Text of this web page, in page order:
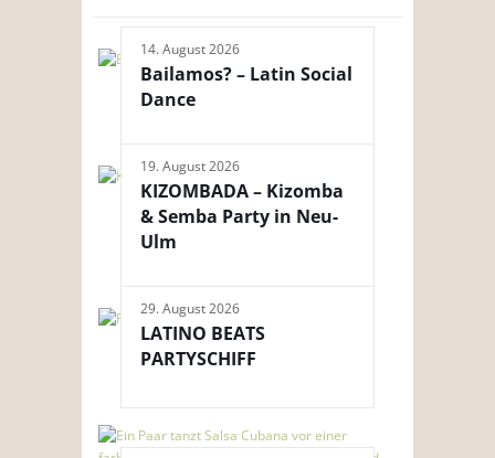
14. August 2026
Bailamos? – Latin Social
Dance
19. August 2026
KIZOMBADA – Kizomba
& Semba Party in Neu-
Ulm
29. August 2026
LATINO BEATS
PARTYSCHIFF